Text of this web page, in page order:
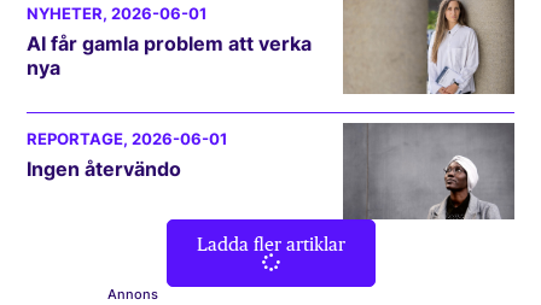
NYHETER, 2026-06-01
AI får gamla problem att verka
nya
REPORTAGE, 2026-06-01
Ingen återvändo
Ladda fler artiklar
Annons